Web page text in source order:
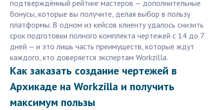
подтверждённый рейтинг мастеров — дополнительные
бонусы, которые вы получите, делая выбор в пользу
платформы. В одном из кейсов клиенту удалось снизить
срок подготовки полного комплекта чертежей с 14 до 7
дней — и это лишь часть преимуществ, которые ждут
каждого, кто доверяется экспертам Workzilla.
Как заказать создание чертежей в
Архикаде на Workzilla и получить
максимум пользы